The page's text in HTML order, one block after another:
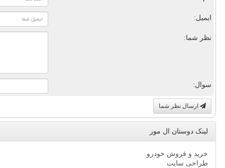
ایمیل:
نظر شما:
سوال:
ارسال نظر شما
لینک دوستان ال مور
خرید و فروش خودرو
طراحی سایت